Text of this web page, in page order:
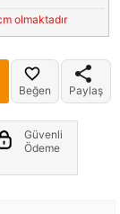
olmaktadır
Beğen Paylaş
Güvenli
Ödeme